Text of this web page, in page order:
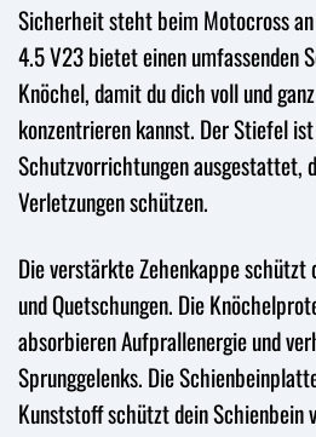
Sicherheit steht beim Motocross
4.5 V23 bietet einen umfassenden
Knöchel, damit du dich voll und
konzentrieren kannst. Der Stiefel
Schutzvorrichtungen ausgestattet,
Verletzungen schützen.
Die verstärkte Zehenkappe schützt
und Quetschungen. Die
absorbieren Aufprallenergie und
Sprunggelenks. Die
Kunststoff schützt dein Schienbein